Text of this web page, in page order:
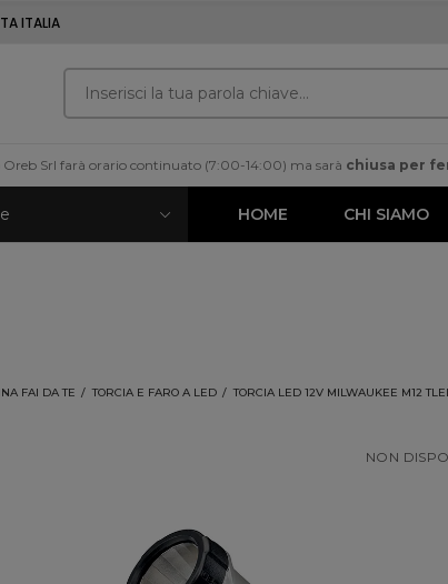
ITALIA
Oreb Srl farà orario continuato (7:00-14:00) ma sarà chiusa per
HOME CHI SIAMO
FAI DA TE TORCIA E FARO A LED TORCIA LED 12V MILWAUKEE M12
NON